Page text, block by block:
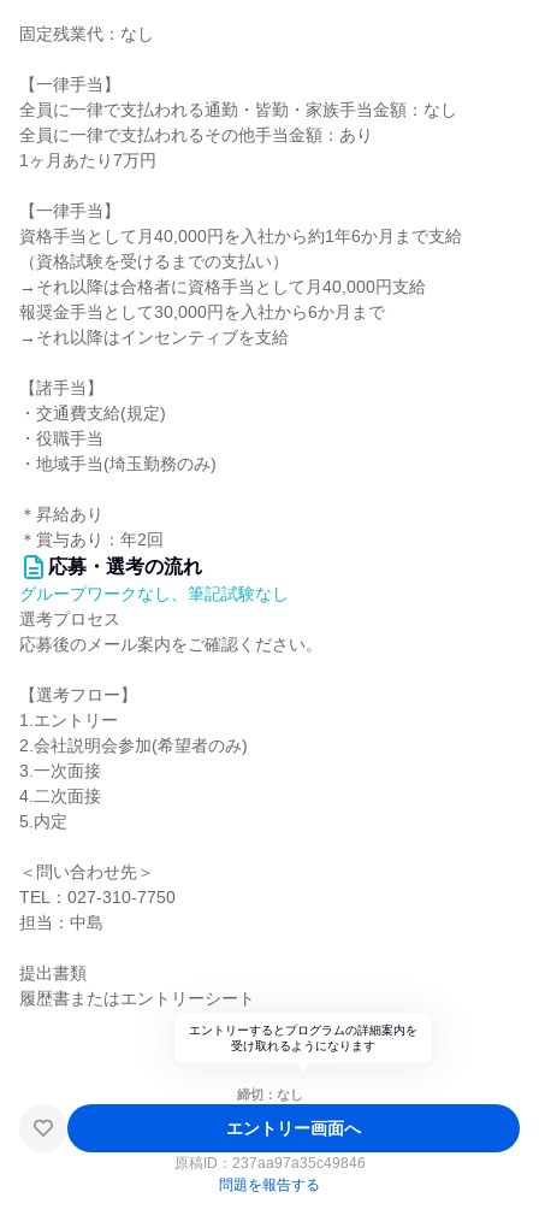
固定残業代：なし
【一律手当】
全員に一律で支払われる通勤・皆勤・家族手当金額：なし
全員に一律で支払われるその他手当金額：あり
1ヶ月あたり7万円
【一律手当】
資格手当として月40,000円を入社から約1年6か月まで支給
（資格試験を受けるまでの支払い）
→それ以降は合格者に資格手当として月40,000円支給
報奨金手当として30,000円を入社から6か月まで
→それ以降はインセンティブを支給
【諸手当】
・交通費支給(規定)
・役職手当
・地域手当(埼玉勤務のみ)
＊昇給あり
＊賞与あり：年2回
応募・選考の流れ
グループワークなし、筆記試験なし
選考プロセス
応募後のメール案内をご確認ください。
【選考フロー】
1.エントリー
2.会社説明会参加(希望者のみ)
3.一次面接
4.二次面接
5.内定
＜問い合わせ先＞
TEL：027-310-7750
担当：中島
提出書類
履歴書またはエントリーシート
エントリーするとプログラムの詳細案内を
受け取れるようになります
締切：なし
エントリー画面へ
原稿ID： 237aa97a35c49846
問題を報告する